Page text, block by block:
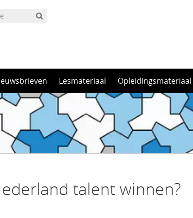
Lesmateriaal Opleidingsmateriaal
talent winnen?